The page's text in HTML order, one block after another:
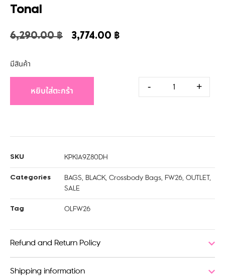
Tonal
6,290.00฿ 3,774.00 ฿
มีสินค้า
- +
หยิบใส่ตะกร้า
SKU KPKIA9Z80DH
Categories BAGS, BLACK, Crossbody Bags, FW26, OUTLET,
SALE
Tag OLFW26
Refund and Return Policy
Shipping information